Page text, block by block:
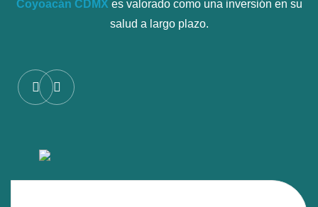
Coyoacán CDMX es valorado como una inversión en su
salud a largo plazo.